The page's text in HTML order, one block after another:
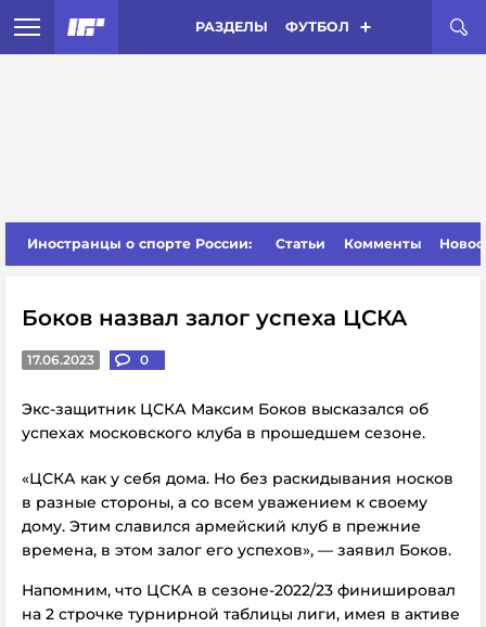
РАЗДЕЛЫ ФУТБОЛ
Иностранцы о спорте России: Статьи Комменты
Боков назвал залог успеха ЦСКА
17.06.2023 0
Экс-защитник ЦСКА Максим Боков высказался об
успехах московского клуба в прошедшем сезоне.
«ЦСКА как у себя дома. Но без раскидывания носков
в разные стороны, а со всем уважением к своему
дому. Этим славился армейский клуб в прежние
времена, в этом залог его успехов», — заявил Боков.
Напомним, что ЦСКА в сезоне-2022/23 финишировал
на 2 строчке турнирной таблицы лиги, имея в активе